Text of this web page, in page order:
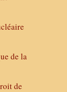
de la
de